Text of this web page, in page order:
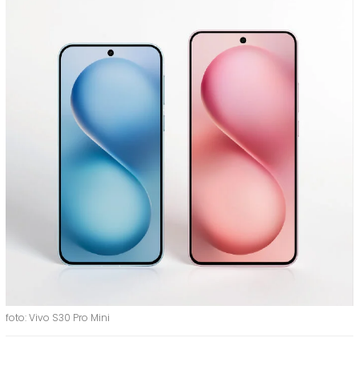
foto: Vivo S30 Pro Mini